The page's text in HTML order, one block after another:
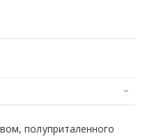
полуприталенного